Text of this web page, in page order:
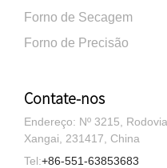
Forno de Secagem
Forno de Precisão
Contate-nos
Endereço: Nº 3215,
Xangai, 231417, China
Tel:+86-551-63853683